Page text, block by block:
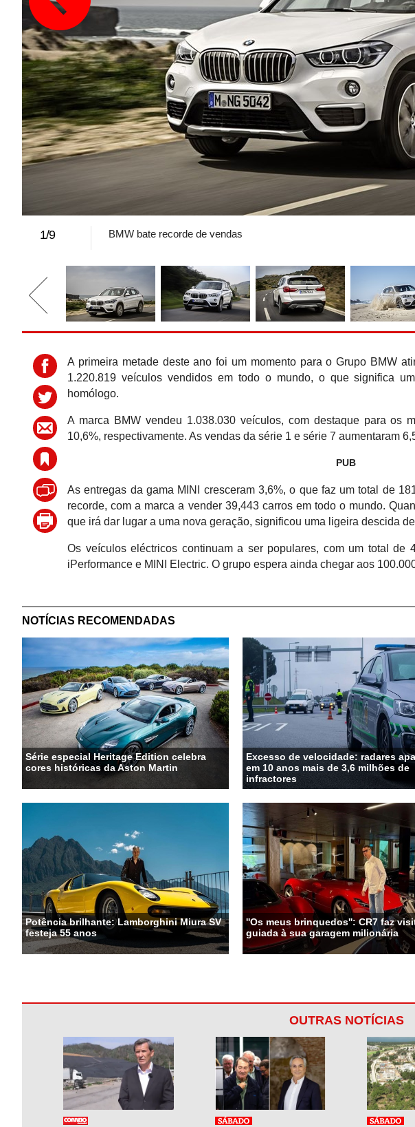
1/9 BMW bate recorde de vendas
A primeira metade deste ano foi um momento para o Grupo BMW
1.220.819 veículos vendidos em todo o mundo, o que significa
homólogo.
A marca BMW vendeu 1.038.030 veículos, com destaque para os
10,6%, respectivamente. As vendas da série 1 e série 7 aumentaram
PUB
As entregas da gama MINI cresceram 3,6%, o que faz um total de
recorde, com a marca a vender 39,443 carros em todo o mundo.
que irá dar lugar a uma nova geração, significou uma ligeira descida
Os veículos eléctricos continuam a ser populares, com um total de
iPerformance e MINI Electric. O grupo espera ainda chegar aos
NOTÍCIAS RECOMENDADAS
Série especial Heritage Edition celebra
cores históricas da Aston Martin
Excesso de velocidade: radares
em 10 anos mais de 3,6 milhões de
infractores
Potência brilhante: Lamborghini Miura SV
festeja 55 anos
''Os meus brinquedos'': CR7 faz
guiada à sua garagem milionária
OUTRAS NOTÍCIAS